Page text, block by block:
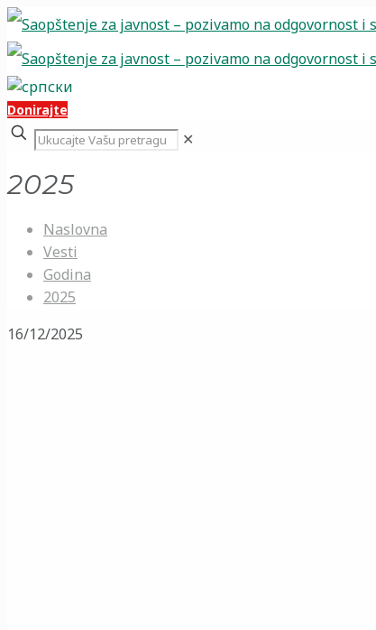
Donirajte
✕
2025
Naslovna
Vesti
Godina
2025
16/12/2025